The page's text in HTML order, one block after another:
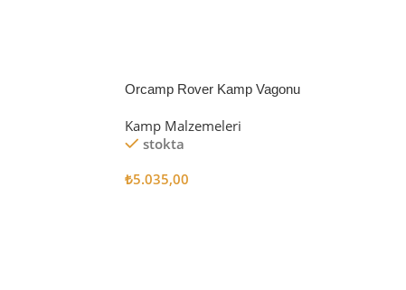
Orcamp Rover Kamp Vagonu
Kamp Malzemeleri
stokta
₺5.035,00